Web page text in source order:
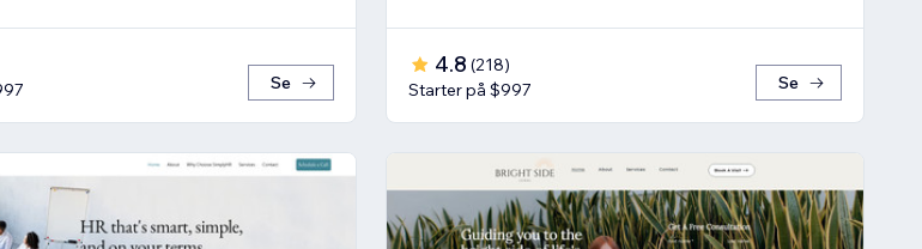
Se
4.8 (218)
Starter på $997
Se